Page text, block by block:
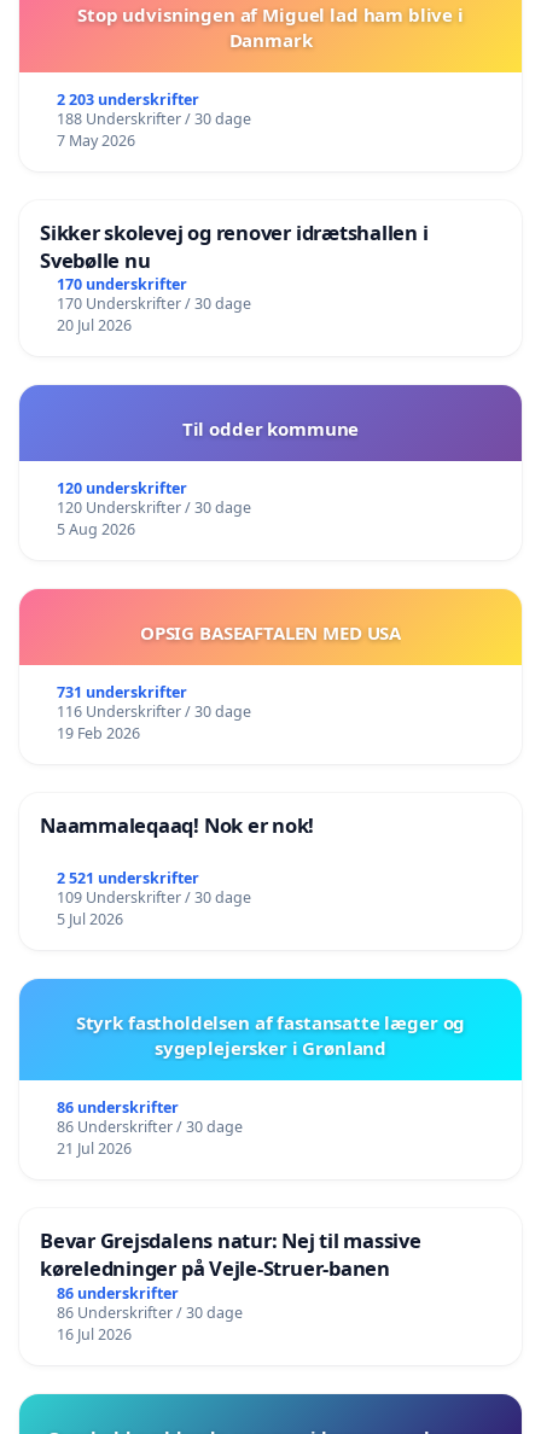
Stop udvisningen af Miguel lad ham blive i
Danmark
2 203 underskrifter
188 Underskrifter / 30 dage
7 May 2026
Sikker skolevej og renover idrætshallen i
Svebølle nu
170 underskrifter
170 Underskrifter / 30 dage
20 Jul 2026
Til odder kommune
120 underskrifter
120 Underskrifter / 30 dage
5 Aug 2026
OPSIG BASEAFTALEN MED USA
731 underskrifter
116 Underskrifter / 30 dage
19 Feb 2026
Naammaleqaaq! Nok er nok!
2 521 underskrifter
109 Underskrifter / 30 dage
5 Jul 2026
Styrk fastholdelsen af fastansatte læger og
sygeplejersker i Grønland
86 underskrifter
86 Underskrifter / 30 dage
21 Jul 2026
Bevar Grejsdalens natur: Nej til massive
køreledninger på Vejle-Struer-banen
86 underskrifter
86 Underskrifter / 30 dage
16 Jul 2026